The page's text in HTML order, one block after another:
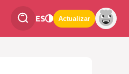
ES Actualizar